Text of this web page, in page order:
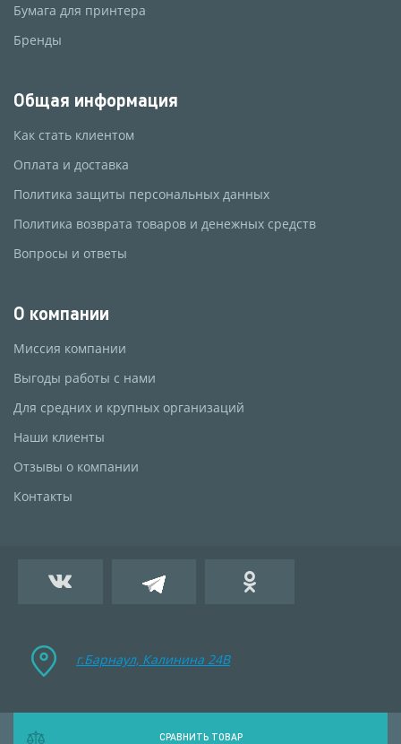
Бумага для принтера
Бренды
Общая информация
Как стать клиентом
Оплата и доставка
Политика защиты персональных данных
Политика возврата товаров и денежных средств
Вопросы и ответы
О компании
Миссия компании
Выгоды работы с нами
Для средних и крупных организаций
Наши клиенты
Отзывы о компании
Контакты
г.Барнаул, Калинина 24B
СРАВНИТЬ ТОВАР